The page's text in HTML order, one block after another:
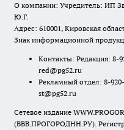
О компании: Учредитель: ИП
Ю.Г.
Адрес: 610001, Кировская
Знак информационной
Контакты: Редакция: 8-
red@pg52.ru
Рекламный отдел: 8-
st@pg52.ru
Сетевое издание
(ВВВ.ПРОГОРОДНН.РУ).